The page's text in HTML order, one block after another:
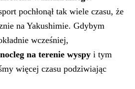
pochłonął tak wiele czasu, że
na Yakushimie. Gdybym
wcześniej,
na terenie wyspy i tym
więcej czasu podziwiając